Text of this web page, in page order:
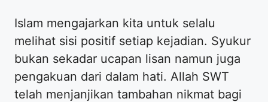
Islam mengajarkan kita untuk selalu
melihat sisi positif setiap kejadian. Syukur
bukan sekadar ucapan lisan namun juga
pengakuan dari dalam hati. Allah SWT
telah menjanjikan tambahan nikmat bagi